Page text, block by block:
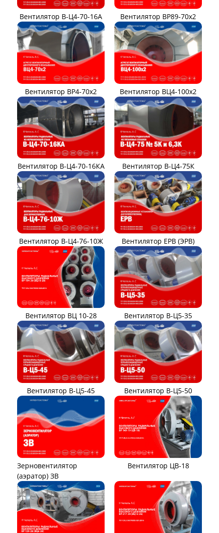
Вентилятор В-Ц4-70-16А Вентилятор ВР89-70x2
Вентилятор ВР4-70x2 Вентилятор ВЦ4-100х2
Вентилятор В-Ц4-70-16КА Вентилятор В-Ц4-75К
Вентилятор В-Ц4-76-10Ж Вентилятор ЕРВ (ЭРВ)
Вентилятор ВЦ 10-28 Вентилятор В-Ц5-35
Вентилятор В-Ц5-45 Вентилятор В-Ц5-50
Зерновентилятор
(аэратор) ЗВ
Вентилятор ЦВ-18